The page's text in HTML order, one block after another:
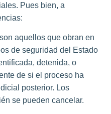
Pues bien, a
aquellos que obran en
de seguridad del Estado
detenida, o
de si el proceso ha
posterior. Los
se pueden cancelar.